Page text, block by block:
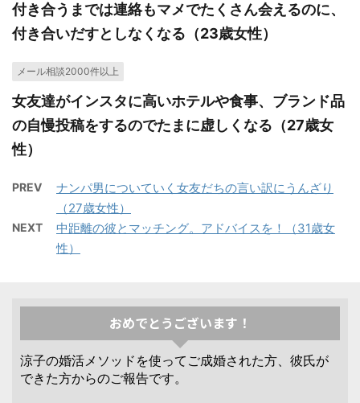
付き合うまでは連絡もマメでたくさん会えるのに、
付き合いだすとしなくなる（23歳女性）
メール相談2000件以上
女友達がインスタに高いホテルや食事、ブランド品
の自慢投稿をするのでたまに虚しくなる（27歳女
性）
PREV
ナンパ男についていく女友だちの言い訳にうんざり
（27歳女性）
NEXT
中距離の彼とマッチング。アドバイスを！（31歳女
性）
おめでとうございます！
涼子の婚活メソッドを使ってご成婚された方、彼氏が
できた方からのご報告です。